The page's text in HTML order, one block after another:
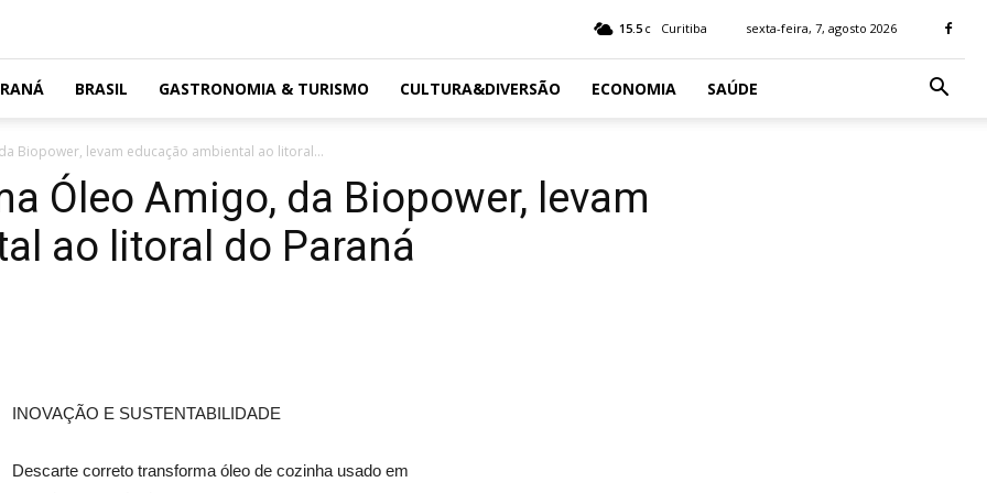
15.5 C Curitiba sexta-feira, 7, agosto 2026
BRASIL GASTRONOMIA & TURISMO CULTURA&DIVERSÃO ECONOMIA SAÚDE
Biopower, levam educação ambiental ao litoral...
Óleo Amigo, da Biopower, levam
ao litoral do Paraná
INOVAÇÃO E SUSTENTABILIDADE
Descarte correto transforma óleo de cozinha usado em